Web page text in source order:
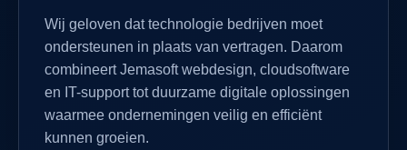
Wij geloven dat technologie bedrijven moet
ondersteunen in plaats van vertragen. Daarom
combineert Jemasoft webdesign, cloudsoftware
en IT-support tot duurzame digitale oplossingen
waarmee ondernemingen veilig en efficiënt
kunnen groeien.